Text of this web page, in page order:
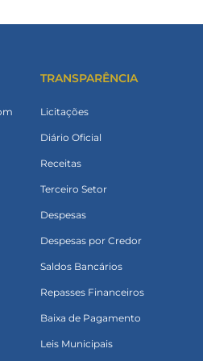
TRANSPARÊNCIA
Licitações
Diário Oficial
Receitas
Terceiro Setor
Despesas
Despesas por Credor
Saldos Bancários
Repasses Financeiros
Baixa de Pagamento
Leis Municipais